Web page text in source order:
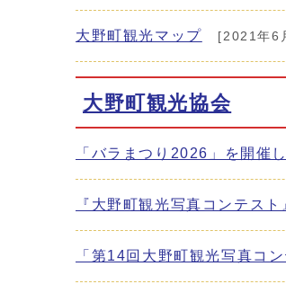
大野町観光マップ [2021年6
大野町観光協会
「バラまつり2026」を開催
『大野町観光写真コンテスト
「第14回大野町観光写真コ